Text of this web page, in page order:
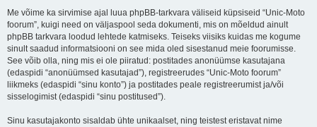
Me võime ka sirvimise ajal luua phpBB-tarkvara väliseid küpsiseid “Unic-Moto
foorum”, kuigi need on väljaspool seda dokumenti, mis on mõeldud ainult
phpBB tarkvara loodud lehtede katmiseks. Teiseks viisiks kuidas me kogume
sinult saadud informatsiooni on see mida oled sisestanud meie foorumisse.
See võib olla, ning mis ei ole piiratud: postitades anonüümse kasutajana
(edaspidi “anonüümsed kasutajad”), registreerudes “Unic-Moto foorum”
liikmeks (edaspidi “sinu konto”) ja postitades peale registreerumist ja/või
sisselogimist (edaspidi “sinu postitused”).
Sinu kasutajakonto sisaldab ühte unikaalset, ning teistest eristavat nime